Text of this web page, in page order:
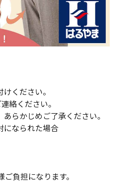
ください。
絡ください。
らかじめご了承ください。
なられた場合
負担になります。